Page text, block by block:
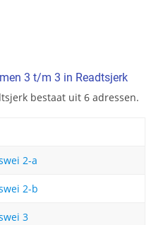
3 t/m 3 in Readtsjerk
bestaat uit 6 adressen.
2-a
2-b
3